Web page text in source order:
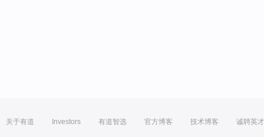
关于有道 Investors 有道智选 官方博客 技术博客 诚聘英才